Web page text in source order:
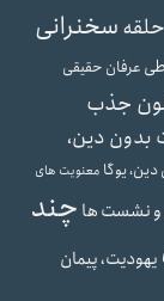
سخنرانی
عرفان حقیقی
جذب
بدون دین،
یوگا معنویت های
و نشست ها چند
یهودیت، پیمان